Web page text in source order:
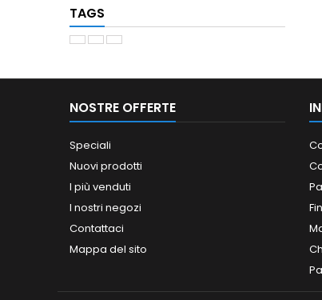
TAGS
NOSTRE OFFERTE
Speciali
Nuovi prodotti
I più venduti
I nostri negozi
Contattaci
Mappa del sito